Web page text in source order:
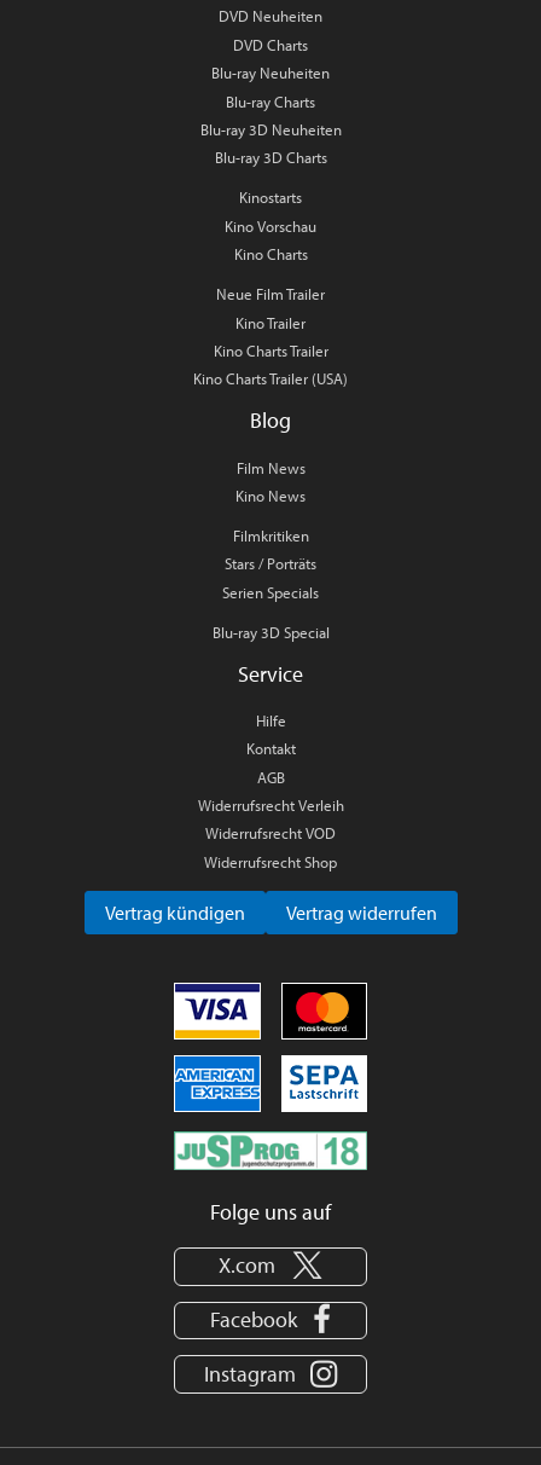
DVD Neuheiten
DVD Charts
Blu-ray Neuheiten
Blu-ray Charts
Blu-ray 3D Neuheiten
Blu-ray 3D Charts
Kinostarts
Kino Vorschau
Kino Charts
Neue Film Trailer
Kino Trailer
Kino Charts Trailer
Kino Charts Trailer (USA)
Blog
Film News
Kino News
Filmkritiken
Stars / Porträts
Serien Specials
Blu-ray 3D Special
Service
Hilfe
Kontakt
AGB
Widerrufsrecht Verleih
Widerrufsrecht VOD
Widerrufsrecht Shop
Vertrag kündigen Vertrag widerrufen
Folge uns auf
X.com
Facebook
Instagram